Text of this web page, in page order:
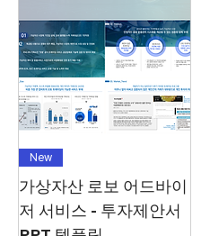
New
가상자산 로보 어드바이
저 서비스 - 투자제안서